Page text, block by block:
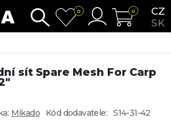
CZ
SK
0 0
sít Spare Mesh For Carp
Mikado Kód dodavatele:S14-31-42